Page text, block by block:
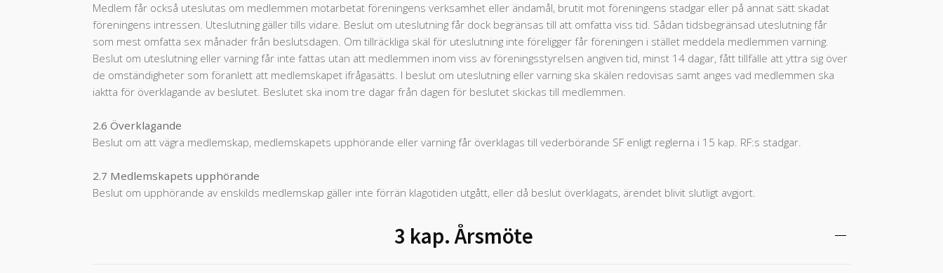
Medlem får också uteslutas om medlemmen motarbetat föreningens verksamhet eller ändamål, brutit mot föreningens stadgar eller på annat sätt skadat
föreningens intressen. Uteslutning gäller tills vidare. Beslut om uteslutning får dock begränsas till att omfatta viss tid. Sådan tidsbegränsad uteslutning får
som mest omfatta sex månader från beslutsdagen. Om tillräckliga skäl för uteslutning inte föreligger får föreningen i stället meddela medlemmen varning.
Beslut om uteslutning eller varning får inte fattas utan att medlemmen inom viss av föreningsstyrelsen angiven tid, minst 14 dagar, fått tillfälle att yttra sig över
de omständigheter som föranlett att medlemskapet ifrågasätts. I beslut om uteslutning eller varning ska skälen redovisas samt anges vad medlemmen ska
iaktta för överklagande av beslutet. Beslutet ska inom tre dagar från dagen för beslutet skickas till medlemmen.
2.6 Överklagande
Beslut om att vägra medlemskap, medlemskapets upphörande eller varning får överklagas till vederbörande SF enligt reglerna i 15 kap. RF:s stadgar.
2.7 Medlemskapets upphörande
Beslut om upphörande av enskilds medlemskap gäller inte förrän klagotiden utgått, eller då beslut överklagats, ärendet blivit slutligt avgjort.
3 kap. Årsmöte